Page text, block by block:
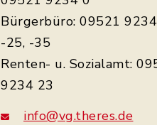
Bürgerbüro: 09521
-25, -35
Renten- u. Sozialamt:
9234 23
info@vg.theres.de